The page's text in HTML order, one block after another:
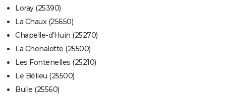
Loray (25390)
La Chaux (25650)
Chapelle-d'Huin (25270)
La Chenalotte (25500)
Les Fontenelles (25210)
Le Bélieu (25500)
Bulle (25560)